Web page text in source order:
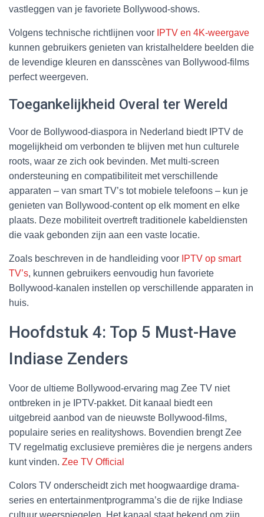
vastleggen van je favoriete Bollywood-shows.
Volgens technische richtlijnen voor IPTV en 4K-weergave
kunnen gebruikers genieten van kristalheldere beelden die
de levendige kleuren en dansscènes van Bollywood-films
perfect weergeven.
Toegankelijkheid Overal ter Wereld
Voor de Bollywood-diaspora in Nederland biedt IPTV de
mogelijkheid om verbonden te blijven met hun culturele
roots, waar ze zich ook bevinden. Met multi-screen
ondersteuning en compatibiliteit met verschillende
apparaten – van smart TV’s tot mobiele telefoons – kun je
genieten van Bollywood-content op elk moment en elke
plaats. Deze mobiliteit overtreft traditionele kabeldiensten
die vaak gebonden zijn aan een vaste locatie.
Zoals beschreven in de handleiding voor IPTV op smart
TV’s, kunnen gebruikers eenvoudig hun favoriete
Bollywood-kanalen instellen op verschillende apparaten in
huis.
Hoofdstuk 4: Top 5 Must-Have
Indiase Zenders
Voor de ultieme Bollywood-ervaring mag Zee TV niet
ontbreken in je IPTV-pakket. Dit kanaal biedt een
uitgebreid aanbod van de nieuwste Bollywood-films,
populaire series en realityshows. Bovendien brengt Zee
TV regelmatig exclusieve premières die je nergens anders
kunt vinden. Zee TV Official
Colors TV onderscheidt zich met hoogwaardige drama-
series en entertainmentprogramma’s die de rijke Indiase
cultuur weerspiegelen. Het kanaal staat bekend om zijn